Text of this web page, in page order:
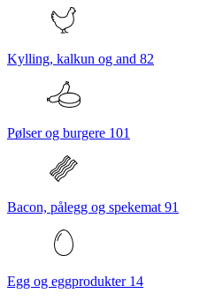
Kylling, kalkun og and 82
Pølser og burgere 101
Bacon, pålegg og spekemat 91
Egg og eggprodukter 14